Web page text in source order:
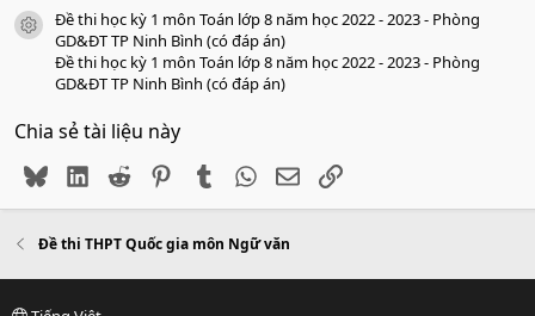
icon tài liệu
Đề thi học kỳ 1 môn Toán lớp 8 năm học 2022 - 2023 - Phòng
GD&ĐT TP Ninh Bình (có đáp án)
Đề thi học kỳ 1 môn Toán lớp 8 năm học 2022 - 2023 - Phòng
GD&ĐT TP Ninh Bình (có đáp án)
Chia sẻ tài liệu này
BlueskyLinkedIn
Reddit PinterestTumblr WhatsApp
EmailLink
Đề thi THPT Quốc gia môn Ngữ văn